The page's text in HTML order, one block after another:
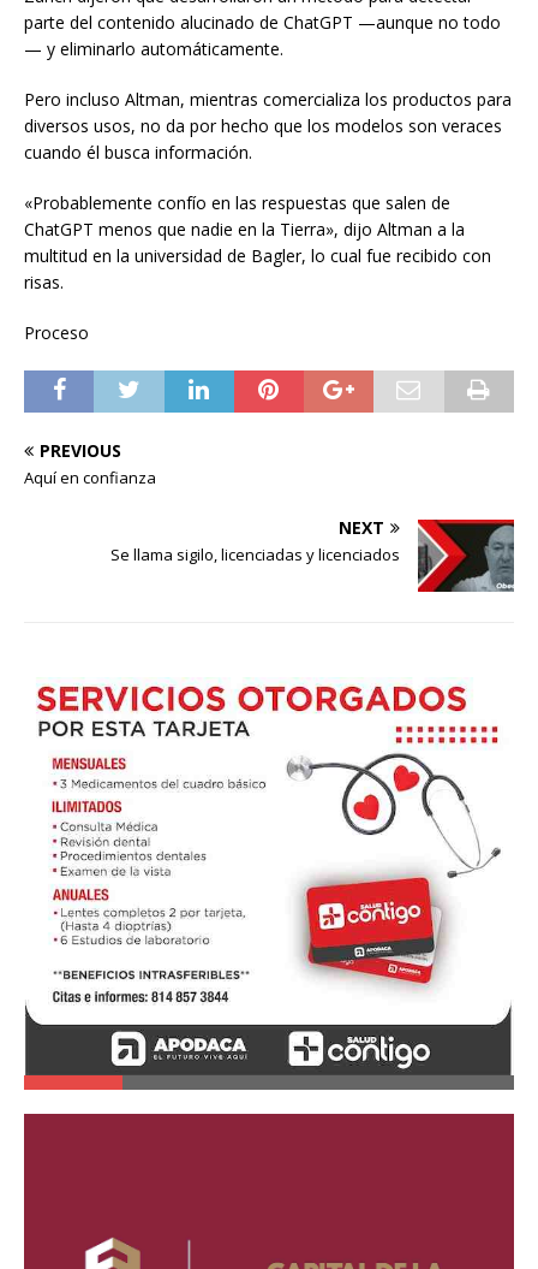
parte del contenido alucinado de ChatGPT —aunque no todo
— y eliminarlo automáticamente.
Pero incluso Altman, mientras comercializa los productos para
diversos usos, no da por hecho que los modelos son veraces
cuando él busca información.
«Probablemente confío en las respuestas que salen de
ChatGPT menos que nadie en la Tierra», dijo Altman a la
multitud en la universidad de Bagler, lo cual fue recibido con
risas.
Proceso
PREVIOUS
Aquí en confianza
NEXT
Se llama sigilo, licenciadas y licenciados